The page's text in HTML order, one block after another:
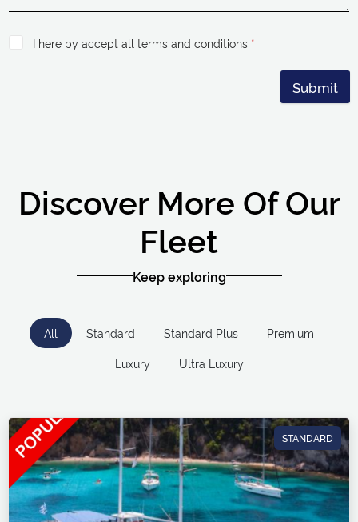
I here by accept all terms and conditions *
Submit
Discover More Of Our
Fleet
Keep exploring
All Standard Standard Plus
Premium
Luxury
Ultra Luxury
STANDARD